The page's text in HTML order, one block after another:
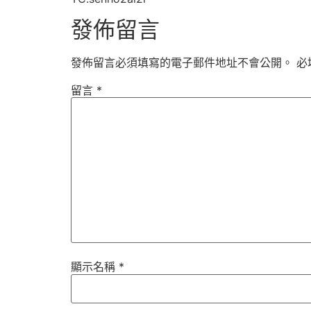
發佈留言
發佈留言必須填寫的電子郵件地址不會公開。 必
留言 *
顯示名稱 *